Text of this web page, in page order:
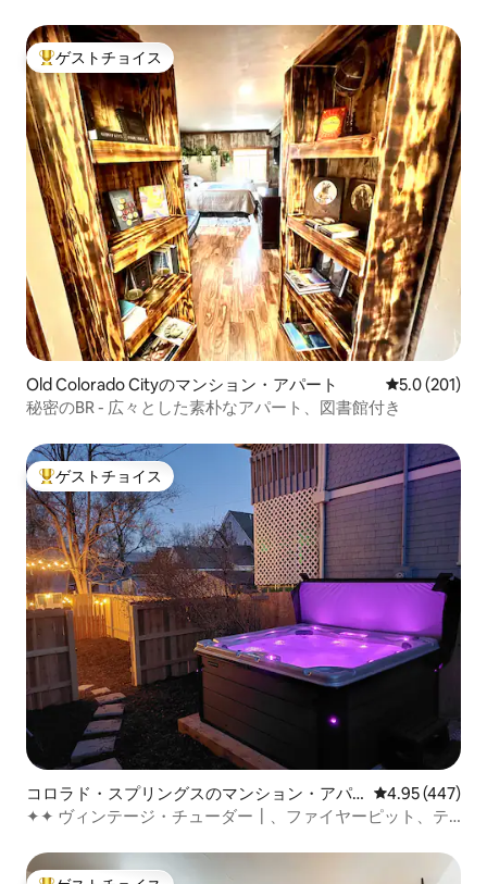
大好評のゲストチョイスです。
ゲストチョイス
Old Colorado Cityのマンション・アパート レビュー201
5.0 (201)
秘密のBR - 広々とした素朴なアパート、図書館付き
大好評のゲストチョイスです。
ゲストチョイス
コロラド・スプリングスのマンション・アパ
ート
レビュー447
4.95 (447)
✦✦ ヴィンテージ・チューダー┃、ファイヤーピット、テ